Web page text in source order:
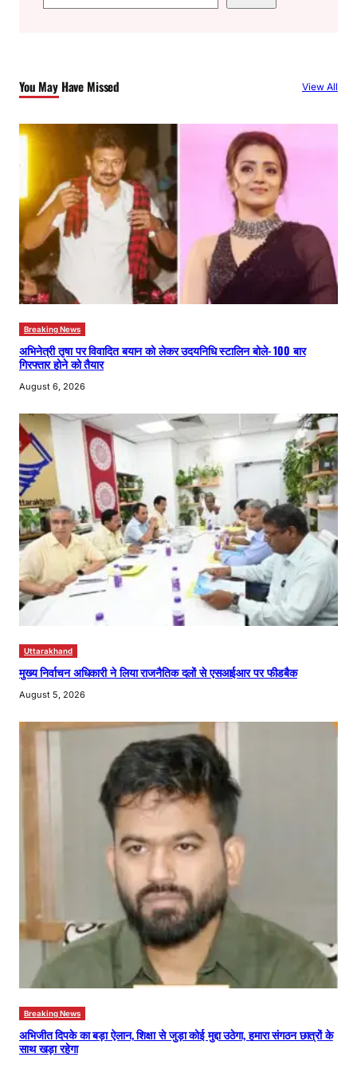
e
h
You May Have Missed View All
Breaking News
अभिनेत्री तृषा पर विवादित बयान को लेकर उदयनिधि स्टालिन बोले- 100 बार
गिरफ्तार होने को तैयार
August 6, 2026
Uttarakhand
मुख्य निर्वाचन अधिकारी ने लिया राजनैतिक दलों से एसआईआर पर फीडबैक
August 5, 2026
Breaking News
अभिजीत दिपके का बड़ा ऐलान, शिक्षा से जुड़ा कोई मुद्दा उठेगा, हमारा संगठन छात्रों के
साथ खड़ा रहेगा